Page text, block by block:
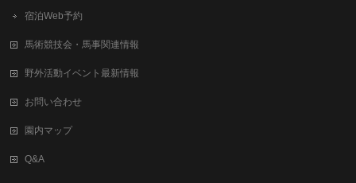
宿泊Web予約
馬術競技会・馬事関連情報
野外活動イベント最新情報
お問い合わせ
園内マップ
Q&A